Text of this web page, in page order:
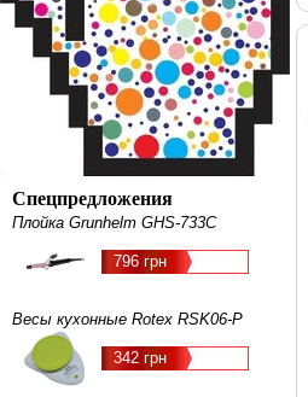
Спецпредложения
Плойка Grunhelm GHS-733C
796 грн
Весы кухонные Rotex RSK06-P
342 грн